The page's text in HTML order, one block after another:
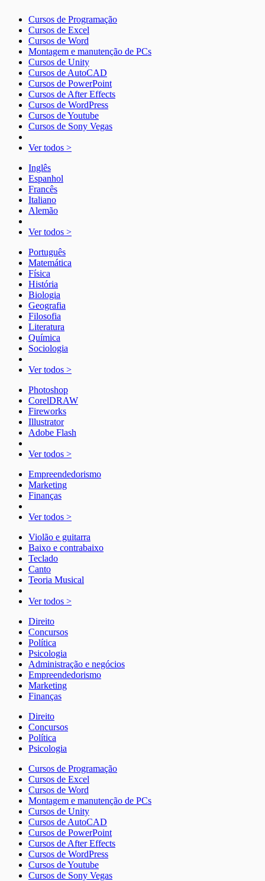
Cursos de Programação
Cursos de Excel
Cursos de Word
Montagem e manutenção de PCs
Cursos de Unity
Cursos de AutoCAD
Cursos de PowerPoint
Cursos de After Effects
Cursos de WordPress
Cursos de Youtube
Cursos de Sony Vegas
Ver todos >
Inglês
Espanhol
Francês
Italiano
Alemão
Ver todos >
Português
Matemática
Física
História
Biologia
Geografia
Filosofia
Literatura
Química
Sociologia
Ver todos >
Photoshop
CorelDRAW
Fireworks
Illustrator
Adobe Flash
Ver todos >
Empreendedorismo
Marketing
Finanças
Ver todos >
Violão e guitarra
Baixo e contrabaixo
Teclado
Canto
Teoria Musical
Ver todos >
Direito
Concursos
Política
Psicologia
Administração e negócios
Empreendedorismo
Marketing
Finanças
Direito
Concursos
Política
Psicologia
Cursos de Programação
Cursos de Excel
Cursos de Word
Montagem e manutenção de PCs
Cursos de Unity
Cursos de AutoCAD
Cursos de PowerPoint
Cursos de After Effects
Cursos de WordPress
Cursos de Youtube
Cursos de Sony Vegas